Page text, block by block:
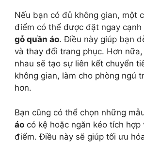
Nếu bạn có đủ không gian, một
điểm có thể được đặt ngay cạnh
gỗ quần áo. Điều này giúp bạn
và thay đổi trang phục. Hơn
nhau sẽ tạo sự liên kết chuyển
không gian, làm cho phòng ngủ
hơn.
Bạn cũng có thể chọn những
áo có kệ hoặc ngăn kéo tích hợp
điểm. Điều này sẽ giúp tối ưu